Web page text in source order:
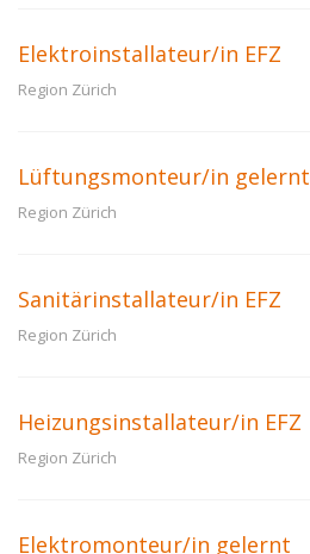
Elektroinstallateur/in EFZ
Region Zürich
Lüftungsmonteur/in gelernt
Region Zürich
Sanitärinstallateur/in EFZ
Region Zürich
Heizungsinstallateur/in EFZ
Region Zürich
Elektromonteur/in gelernt